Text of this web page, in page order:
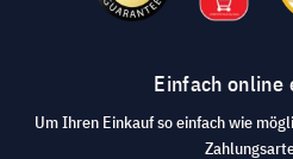
Einfach online
Um Ihren Einkauf so einfach wie